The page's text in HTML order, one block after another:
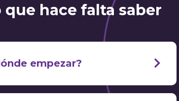
hace falta saber
empezar?